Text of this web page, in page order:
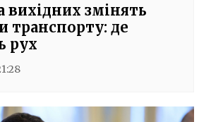
вихідних змінять
транспорту: де
рух